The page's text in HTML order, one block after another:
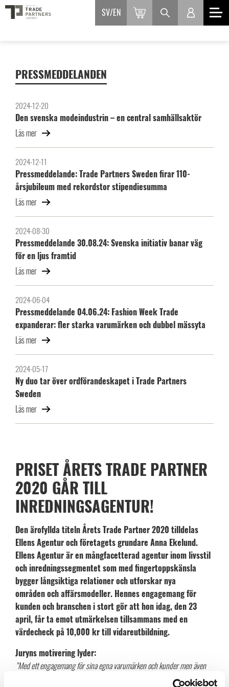
SV EN
PRESSMEDDELANDEN
2024-12-20
Den svenska modeindustrin – en central samhällsaktör
Läs mer
2024-12-11
Pressmeddelande: Trade Partners Sweden firar 110-
årsjubileum med rekordstor stipendiesumma
Läs mer
2024-08-30
Pressmeddelande 30.08.24: Svenska initiativ banar väg
för en ljus framtid
Läs mer
2024-06-04
Pressmeddelande 04.06.24: Fashion Week Trade
expanderar: fler starka varumärken och dubbel mässyta
Läs mer
2024-05-17
Ny duo tar över ordförandeskapet i Trade Partners
Sweden
Läs mer
PRISET ÅRETS TRADE PARTNER
2020 GÅR TILL
INREDNINGSAGENTUR!
Den ärofyllda titeln Årets Trade Partner 2020 tilldelas
Ellens Agentur och företagets grundare Anna Ekelund.
Ellens Agentur är en mångfacetterad agentur inom livsstil
och inredningssegmentet som med fingertoppskänsla
bygger långsiktiga relationer och utforskar nya
områden och affärsmodeller. Hennes engagemang för
kunden och branschen i stort gör att hon idag, den 23
april, får ta emot utmärkelsen tillsammans med en
värdecheck på 10,000 kr till vidareutbildning.
Juryns motivering lyder:
”Med ett engagemang för sina egna varumärken och kunder men även
Ekelund med ett inkluderande arbetssätt